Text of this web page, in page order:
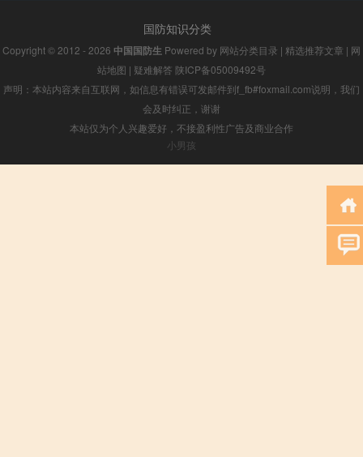
国防知识分类
Copyright © 2012 - 2026 中国国防生 Powered by 网站分类目录 | 精选推荐文章 | 网
站地图 | 疑难解答 陕ICP备05009492号
声明：本站内容来自互联网，如信息有错误可发邮件到f_fb#foxmail.com说明，我们
会及时纠正，谢谢
本站仅为个人兴趣爱好，不接盈利性广告及商业合作
小男孩